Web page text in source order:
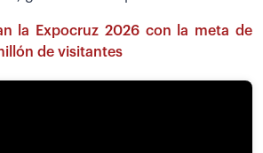
la Expocruz 2026 con la meta de
de visitantes